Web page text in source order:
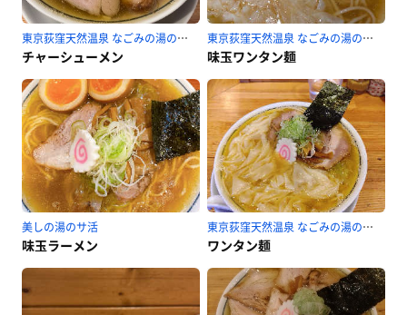
東京荻窪天然温泉 なごみの湯のサ活
チャーシューメン
東京荻窪天然温泉 なごみの湯のサ活
味玉ワンタン麺
美しの湯のサ活
味玉ラーメン
東京荻窪天然温泉 なごみの湯のサ活
ワンタン麺